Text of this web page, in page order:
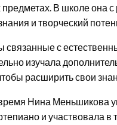
В школе она
и творческий
с
изучала
расширить свои
Нина Меньшикова
и участвовала в